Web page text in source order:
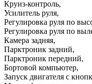
Круиз-контроль,
Усилитель руля,
Регулировка руля по
Регулировка руля по
Камера задняя,
Парктроник задний,
Парктроник передний,
Бортовой компьютер,
Запуск двигателя с